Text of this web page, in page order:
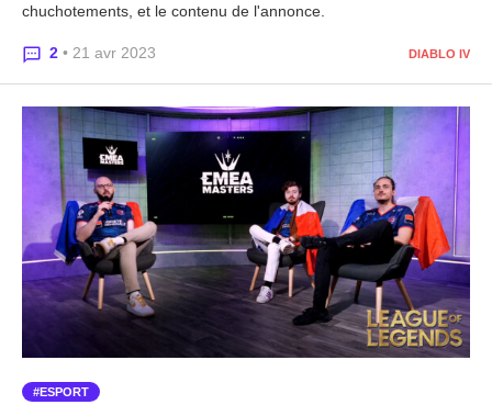
chuchotements, et le contenu de l'annonce.
2 • 21 avr 2023 DIABLO IV
ESPORT